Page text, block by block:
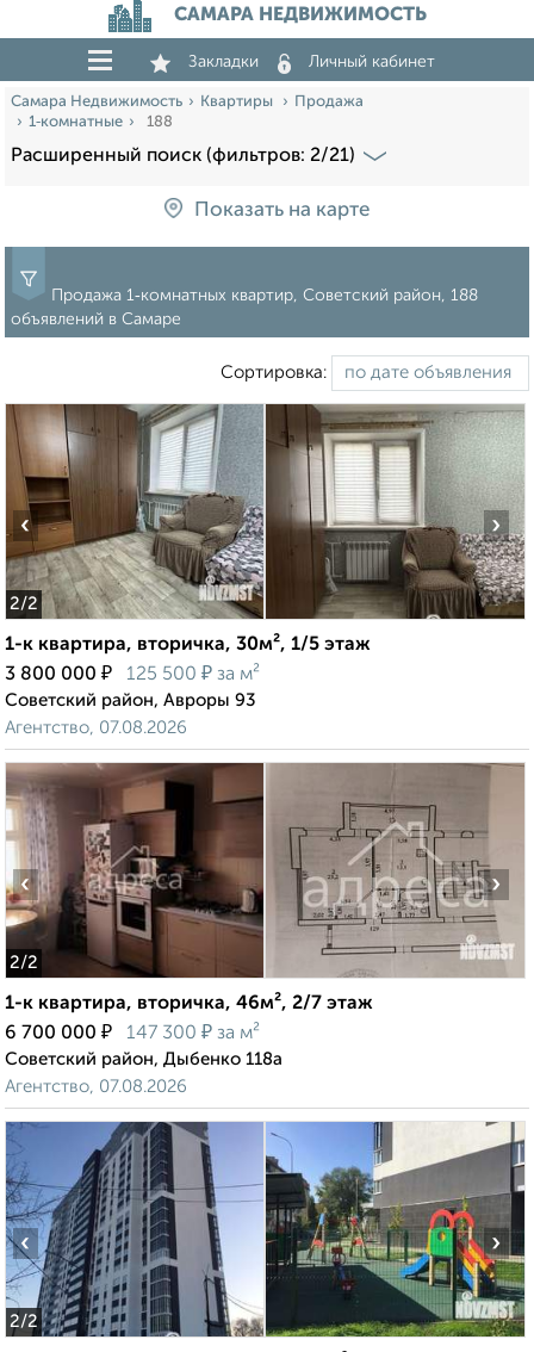
САМАРА НЕДВИЖИМОСТЬ
Закладки Личный кабинет
Самара Недвижимость Квартиры
Продажа
1‑комнатные
188
Расширенный поиск (фильтров: 2/21)
Показать на карте
Продажа 1‑комнатных квартир, Советский район, 188
объявлений в Самаре
Сортировка:
2/2
‹ ›
1-к квартира, вторичка, 30м², 1/5 этаж
3 800 000 ₽ 125 500 ₽ за м²
Советский район, Авроры 93
Агентство, 07.08.2026
2/2
‹ ›
1-к квартира, вторичка, 46м², 2/7 этаж
6 700 000 ₽ 147 300 ₽ за м²
Советский район, Дыбенко 118а
Агентство, 07.08.2026
2/2
‹ ›